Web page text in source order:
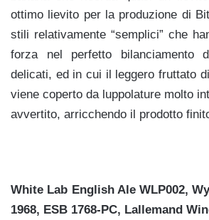
ottimo lievito per la produzione di
stili relativamente “semplici” che
forza nel perfetto bilanciamento
delicati, ed in cui il leggero fruttato
viene coperto da luppolature molto
avvertito, arricchendo il prodotto
White Lab English Ale WLP002,
1968, ESB 1768-PC, Lallemand